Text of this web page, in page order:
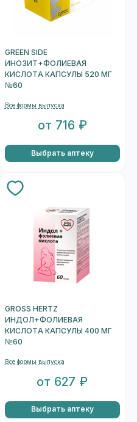
GREEN SIDE
ИНОЗИТ+ФОЛИЕВАЯ
КИСЛОТА КАПСУЛЫ 520 МГ
№60
Все формы выпуска
от 716 ₽
Выбрать аптеку
GROSS HERTZ
ИНДОЛ+ФОЛИЕВАЯ
КИСЛОТА КАПСУЛЫ 400 МГ
№60
Все формы выпуска
от 627 ₽
Выбрать аптеку